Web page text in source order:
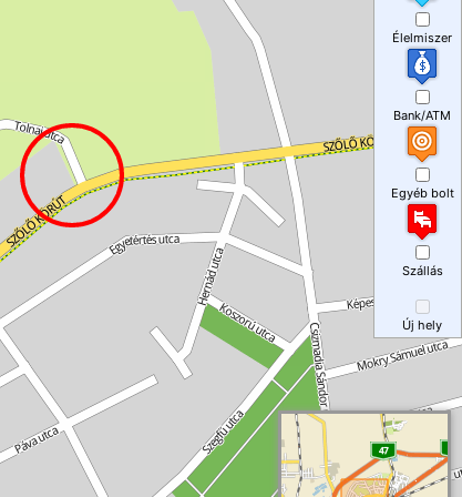
Élelmiszer
Bank/ATM
Egyéb bolt
Szállás
Új hely